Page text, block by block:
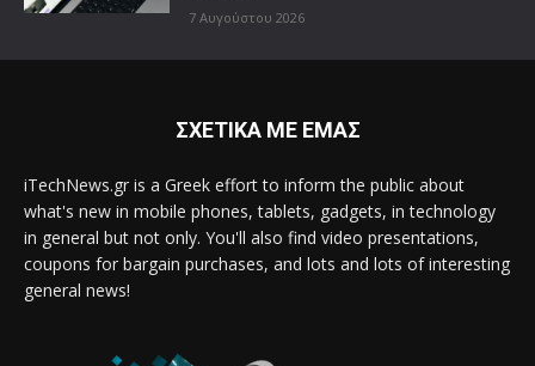
7 Αυγούστου 2026
ΣΧΕΤΙΚΑ ΜΕ ΕΜΑΣ
iTechNews.gr is a Greek effort to inform the public about
what's new in mobile phones, tablets, gadgets, in technology
in general but not only. You'll also find video presentations,
coupons for bargain purchases, and lots and lots of interesting
general news!